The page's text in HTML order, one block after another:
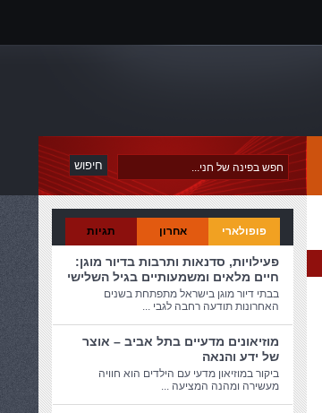
פופולארי אחרון תגיות
פעילויות, סדנאות ותרבות בדיור מוגן:
חיים מלאים ומשמעותיים בגיל השלישי
בבתי דיור מוגן בישראל מתפתחת בשנים
האחרונות תודעה רחבה לגבי ...
מוזיאונים מדעיים בתל אביב – אוצר
של ידע והנאה
ביקור במוזיאון מדעי עם הילדים הוא חוויה
מעשירה ומהנה המציעה ...